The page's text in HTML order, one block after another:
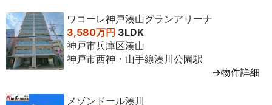
2011年2
月
3LDK
73
㎡
14
階
2010年2
3LDK
73
14
2,800万
ワコーレ神戸湊山グランアリーナ
3,580万円 3LDK
神戸市兵庫区湊山
神戸市西神・山手線湊川公園駅
→物件詳細
メゾンドール湊川